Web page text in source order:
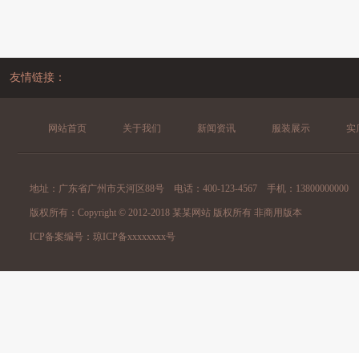
友情链接：
网站首页 关于我们 新闻资讯 服装展示 实
地址：广东省广州市天河区88号 电话：400-123-4567 手机：13800000000
版权所有：Copyright © 2012-2018 某某网站 版权所有 非商用版本
ICP备案编号： 琼ICP备xxxxxxxx号